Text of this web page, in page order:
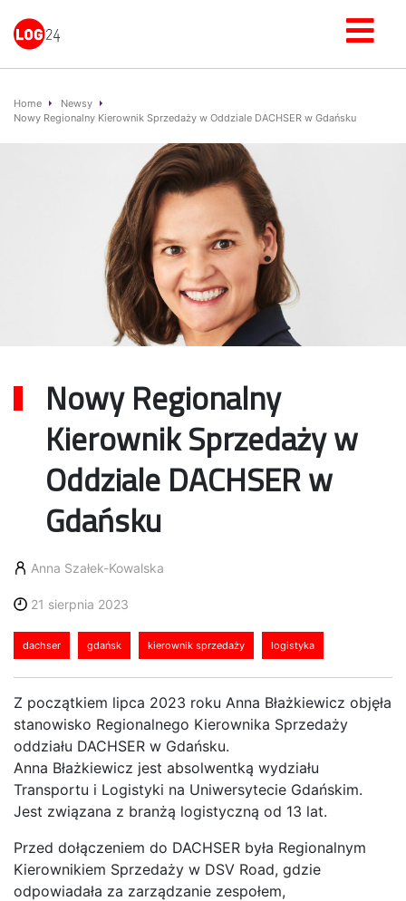
Home
Newsy
Nowy Regionalny Kierownik Sprzedaży w Oddziale DACHSER w Gdańsku
Nowy Regionalny
Kierownik Sprzedaży w
Oddziale DACHSER w
Gdańsku
Anna Szałek-Kowalska
21 sierpnia 2023
dachser gdańsk kierownik sprzedaży logistyka
Z początkiem lipca 2023 roku Anna Błażkiewicz objęła
stanowisko Regionalnego Kierownika Sprzedaży
oddziału DACHSER w Gdańsku.
Anna Błażkiewicz jest absolwentką wydziału
Transportu i Logistyki na Uniwersytecie Gdańskim.
Jest związana z branżą logistyczną od 13 lat.
Przed dołączeniem do DACHSER była Regionalnym
Kierownikiem Sprzedaży w DSV Road, gdzie
odpowiadała za zarządzanie zespołem,